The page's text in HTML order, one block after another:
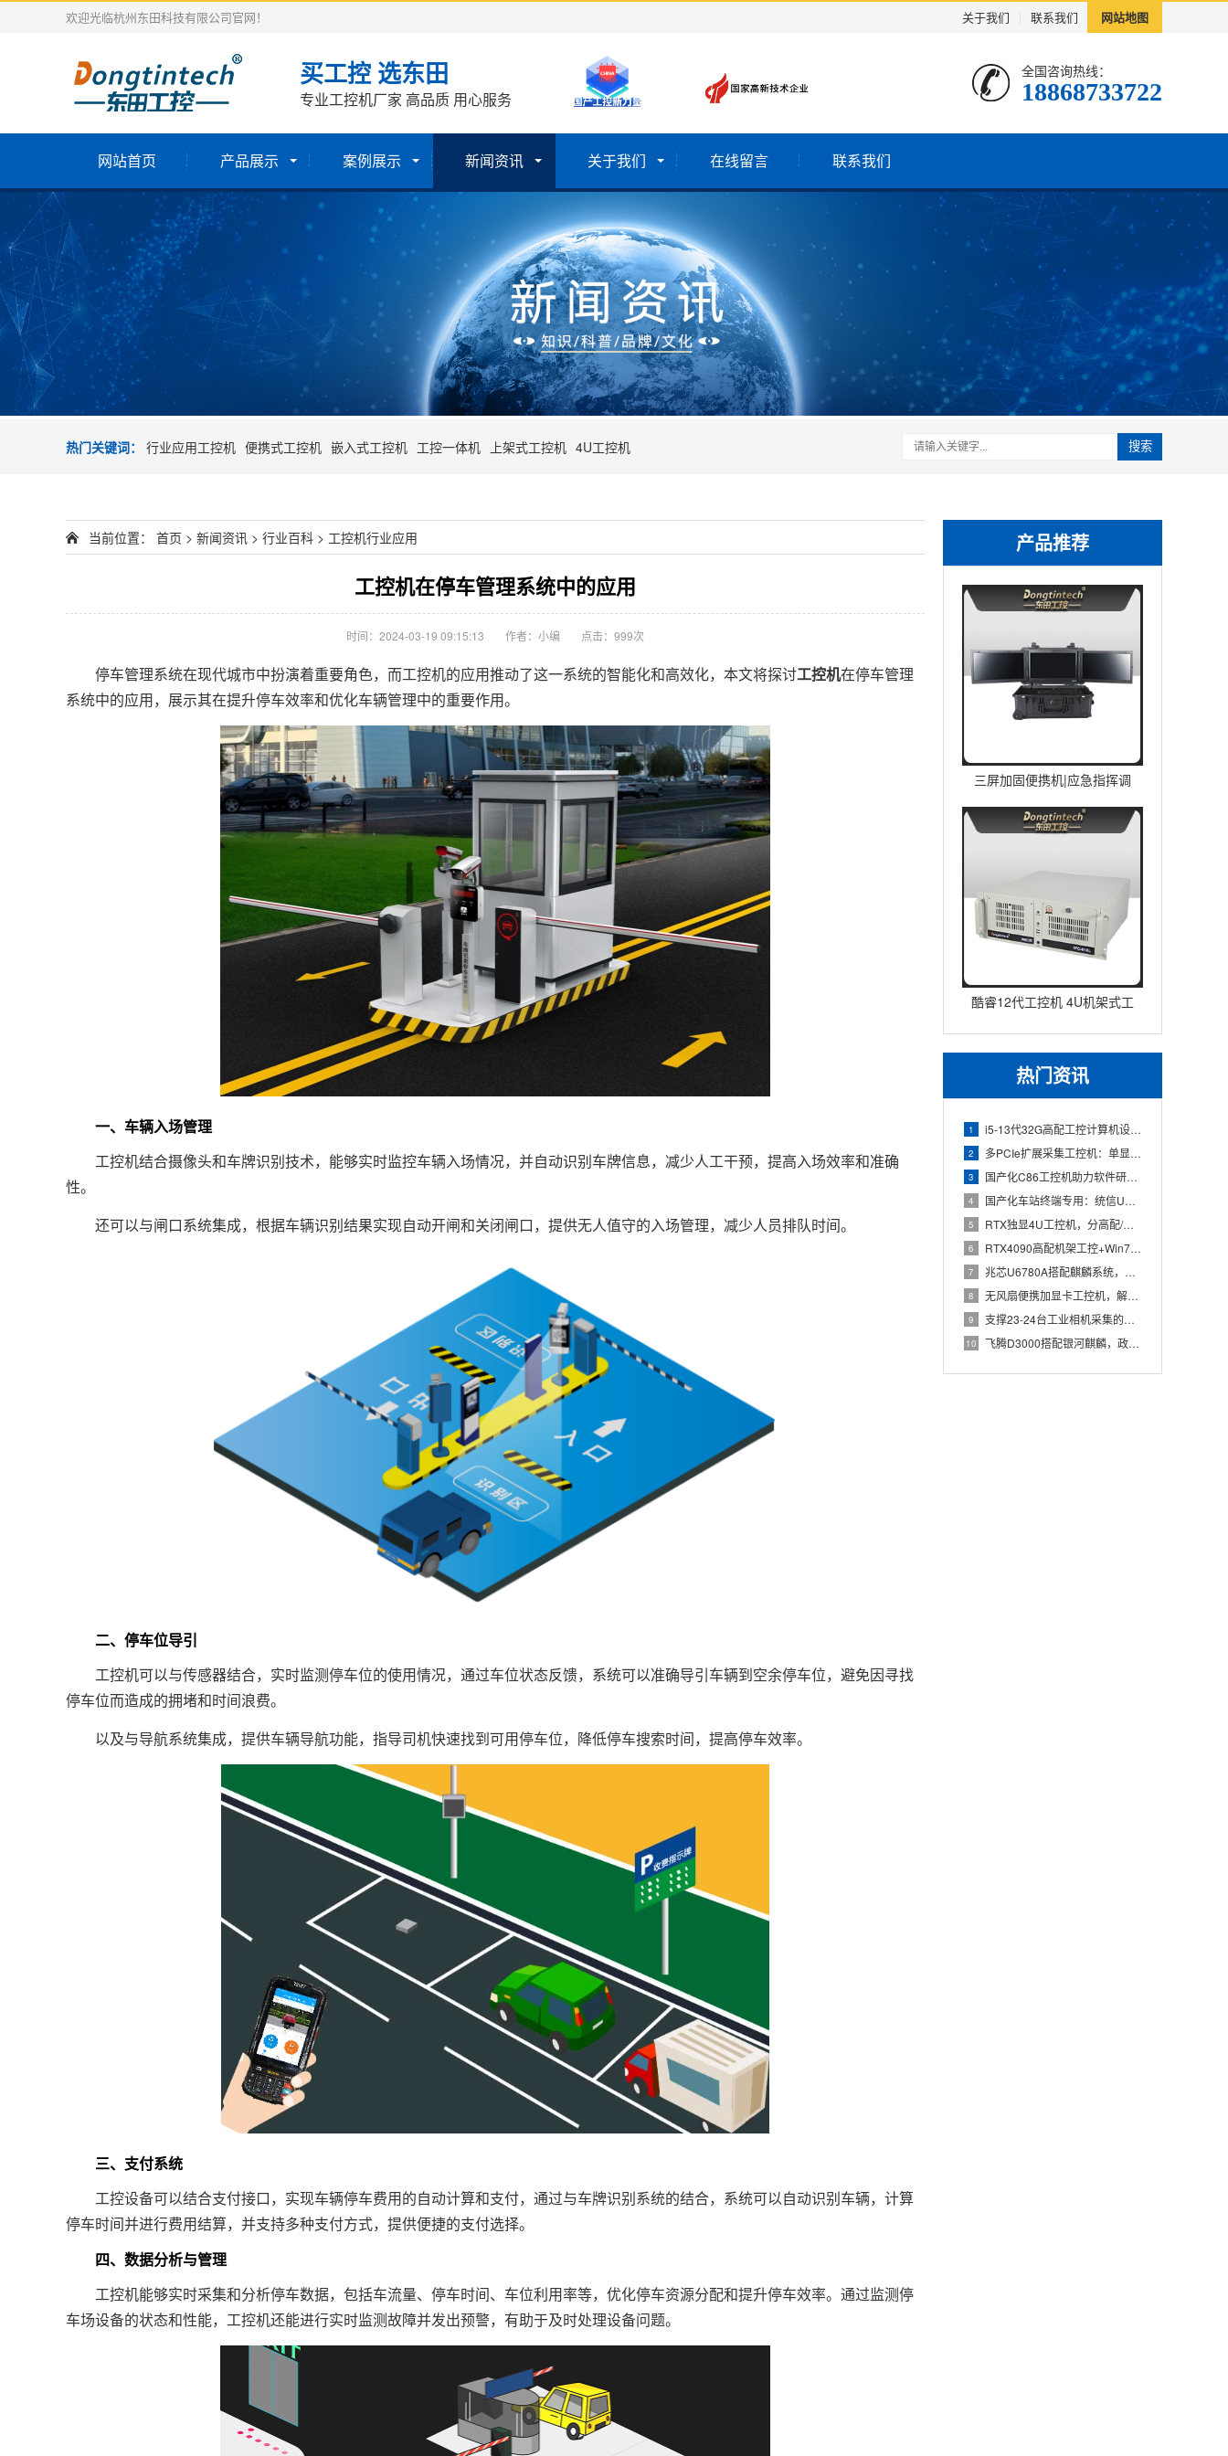
关于我们 联系我们 网站地图
欢迎光临杭州东田科技有限公司官网！
买工控 选东田
专业工控机厂家 高品质 用心服务
全国咨询热线：
18868733722
网站首页 产品展示 案例展示 新闻资讯 关于我们 在线留言 联系我们
热门关键词： 行业应用工控机 便携式工控机 嵌入式工控机 工控一体机 上架式工控机 4U工控机 搜索
产品推荐
三屏加固便携机|应急指挥调
度台移动终端|DTG-U1713-
酷睿12代工控机 4U机架式工
业控制器 DT-610L-IZ
热门资讯
1 i5-13代32G高配工控计算机设备，智能制造工位整机显示成
2 多PCIe扩展采集工控机：单显卡+多路采集卡高性价比方案
3 国产化C86工控机助力软件研发：从需求分析到落地部署
4 国产化车站终端专用：统信UOS兆芯八核嵌入式轨交工控机落地方
5 RTX独显4U工控机，分高配/低配适配无人机作业全场景
6 RTX4090高配机架工控+Win7加固笔记本，航空测控硬件
7 兆芯U6780A搭配麒麟系统，国产化工控机赋能航站楼航显调度
8 无风扇便携加显卡工控机，解决户外高波特率串口采集难题
9 支撑23-24台工业相机采集的高配置工控机解决方案推荐
10 飞腾D3000搭配银河麒麟，政务办公国产飞腾工控机落地方案
当前位置： 首页 > 新闻资讯 > 行业百科 > 工控机行业应用
工控机在停车管理系统中的应用
时间：2024-03-19 09:15:13 作者：小编 点击： 999次
停车管理系统在现代城市中扮演着重要角色，而工控机的应用推动了这一系统的智能化和高效化，本文将探讨工控机在停车管理
系统中的应用，展示其在提升停车效率和优化车辆管理中的重要作用。
一、车辆入场管理
工控机结合摄像头和车牌识别技术，能够实时监控车辆入场情况，并自动识别车牌信息，减少人工干预，提高入场效率和准确
性。
还可以与闸口系统集成，根据车辆识别结果实现自动开闸和关闭闸口，提供无人值守的入场管理，减少人员排队时间。
二、停车位导引
工控机可以与传感器结合，实时监测停车位的使用情况，通过车位状态反馈，系统可以准确导引车辆到空余停车位，避免因寻找
停车位而造成的拥堵和时间浪费。
以及与导航系统集成，提供车辆导航功能，指导司机快速找到可用停车位，降低停车搜索时间，提高停车效率。
三、支付系统
工控设备可以结合支付接口，实现车辆停车费用的自动计算和支付，通过与车牌识别系统的结合，系统可以自动识别车辆，计算
停车时间并进行费用结算，并支持多种支付方式，提供便捷的支付选择。
四、数据分析与管理
工控机能够实时采集和分析停车数据，包括车流量、停车时间、车位利用率等，优化停车资源分配和提升停车效率。通过监测停
车场设备的状态和性能，工控机还能进行实时监测故障并发出预警，有助于及时处理设备问题。